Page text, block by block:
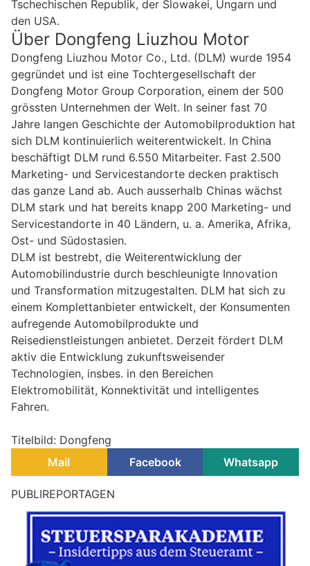
Tschechischen Republik, der Slowakei, Ungarn und
den USA.
Über Dongfeng Liuzhou Motor
Dongfeng Liuzhou Motor Co., Ltd. (DLM) wurde 1954
gegründet und ist eine Tochtergesellschaft der
Dongfeng Motor Group Corporation, einem der 500
grössten Unternehmen der Welt. In seiner fast 70
Jahre langen Geschichte der Automobilproduktion hat
sich DLM kontinuierlich weiterentwickelt. In China
beschäftigt DLM rund 6.550 Mitarbeiter. Fast 2.500
Marketing- und Servicestandorte decken praktisch
das ganze Land ab. Auch ausserhalb Chinas wächst
DLM stark und hat bereits knapp 200 Marketing- und
Servicestandorte in 40 Ländern, u. a. Amerika, Afrika,
Ost- und Südostasien.
DLM ist bestrebt, die Weiterentwicklung der
Automobilindustrie durch beschleunigte Innovation
und Transformation mitzugestalten. DLM hat sich zu
einem Komplettanbieter entwickelt, der Konsumenten
aufregende Automobilprodukte und
Reisedienstleistungen anbietet. Derzeit fördert DLM
aktiv die Entwicklung zukunftsweisender
Technologien, insbes. in den Bereichen
Elektromobilität, Konnektivität und intelligentes
Fahren.
Titelbild: Dongfeng
Mail
Facebook Whatsapp
digitalen Fach- und Publikumsmagazinen